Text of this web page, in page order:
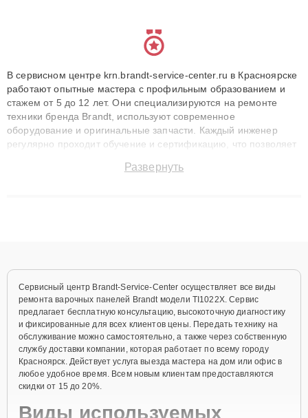
В сервисном центре krn.brandt-service-center.ru в Красноярске
работают опытные мастера с профильным образованием и
стажем от 5 до 12 лет. Они специализируются на ремонте
техники бренда Brandt, используют современное
оборудование и оригинальные запчасти. Каждый инженер
регулярно проходит обучение и сертификацию, что позволяет
технику с сохранением гарантии до 3 лет. Наши мастера
Развернуть
Сервисный центр Brandt-Service-Center осуществляет все виды
ремонта варочных панелей Brandt модели TI1022X. Сервис
предлагает бесплатную консультацию, высокоточную диагностику
и фиксированные для всех клиентов цены. Передать технику на
обслуживание можно самостоятельно, а также через собственную
службу доставки компании, которая работает по всему городу
Красноярск. Действует услуга выезда мастера на дом или офис в
любое удобное время. Всем новым клиентам предоставляются
скидки от 15 до 20%.
Виды используемых